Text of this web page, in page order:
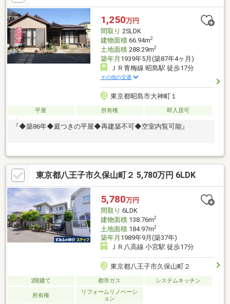
1,250万円
間取り 2SLDK
建物面積66.94m2
土地面積288.29m2
築年月 1939年5月(築87年4ヶ月)
ＪＲ青梅線 昭島駅 徒歩17分
その他の交通
東京都昭島市大神町１
平屋 所有権 即入居可
『◆築86年◆庭つきの平屋◆再建築不可◆空室内覧可能』
東京都八王子市久保山町２ 5,780万円 6LDK
5,780万円
間取り 6LDK
建物面積138.76m2
土地面積184.97m2
築年月 1989年9月(築37年)
ＪＲ八高線 小宮駅 徒歩17分
東京都八王子市久保山町２
2階建て 都市ガス システムキッチン
所有権
リフォームリノベーシ
ョン